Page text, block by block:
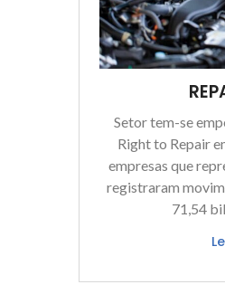
Setor tem-se
Right to Repair
empresas que
registraram
71,54